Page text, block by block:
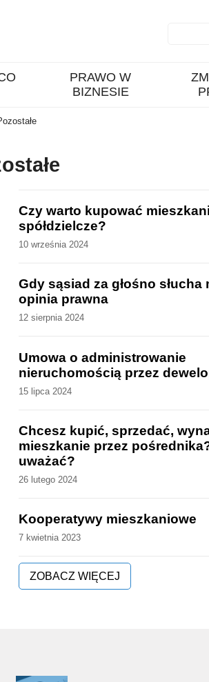
PRAWO W
BIZNESIE
Czy warto kupować
spółdzielcze?
10 września 2024
Gdy sąsiad za głośno słucha
opinia prawna
12 sierpnia 2024
Umowa o administrowanie
nieruchomością przez
15 lipca 2024
Chcesz kupić, sprzedać,
mieszkanie przez
uważać?
26 lutego 2024
Kooperatywy mieszkaniowe
7 kwietnia 2023
ZOBACZ WIĘCEJ